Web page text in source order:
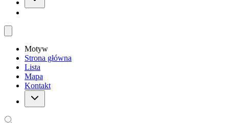
Motyw
Strona główna
Lista
Mapa
Kontakt